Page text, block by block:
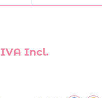
IVA Incl.